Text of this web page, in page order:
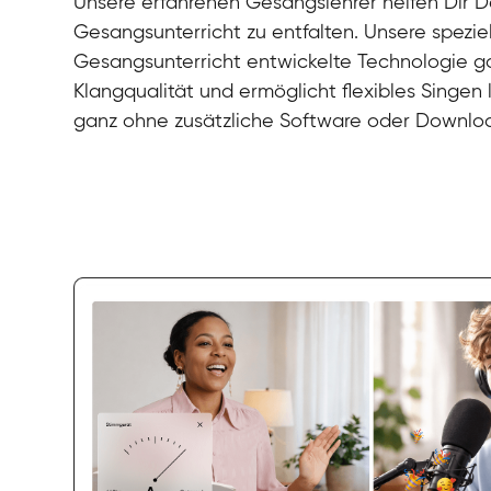
Gesangsunterricht zu entfalten. Unsere
Gesangsunterricht entwickelte Technologie
Klangqualität und ermöglicht flexibles
ganz ohne zusätzliche Software oder